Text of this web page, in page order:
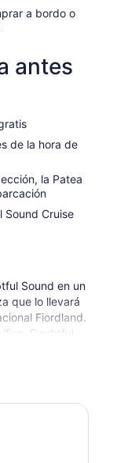
a bordo o
antes
de la hora de
la Patea
Sound Cruise
Sound en un
que lo llevará
Fiordland.
Doubtful
la
por
de Nueva